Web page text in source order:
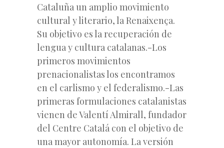
Cataluña un amplio movimiento
cultural y literario, la Renaixença.
Su objetivo es la recuperación de
lengua y cultura catalanas.-Los
primeros movimientos
prenacionalistas los encontramos
en el carlismo y el federalismo.-Las
primeras formulaciones catalanistas
vienen de Valentí Almirall, fundador
del Centre Catalá con el objetivo de
una mayor autonomía. La versión